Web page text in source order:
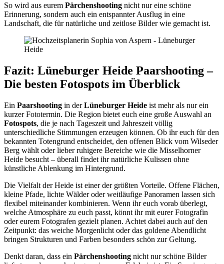
So wird aus eurem Pärchenshooting nicht nur eine schöne
Erinnerung, sondern auch ein entspannter Ausflug in eine
Landschaft, die für natürliche und zeitlose Bilder wie gemacht ist.
Fazit: Lüneburger Heide Paarshooting –
Die besten Fotospots im Überblick
Ein Paarshooting in derLüneburger Heide ist mehr als nur ein
kurzer Fototermin. Die Region bietet euch eine große Auswahl an
Fotospots, die je nach Tageszeit und Jahreszeit völlig
unterschiedliche Stimmungen erzeugen können. Ob ihr euch für den
bekannten Totengrund entscheidet, den offenen Blick vom Wilseder
Berg wählt oder lieber ruhigere Bereiche wie die Misselhorner
Heide besucht – überall findet ihr natürliche Kulissen ohne
künstliche Ablenkung im Hintergrund.
Die Vielfalt der Heide ist einer der größten Vorteile. Offene Flächen,
kleine Pfade, lichte Wälder oder weitläufige Panoramen lassen sich
flexibel miteinander kombinieren. Wenn ihr euch vorab überlegt,
welche Atmosphäre zu euch passt, könnt ihr mit eurer Fotografin
oder eurem Fotografen gezielt planen. Achtet dabei auch auf den
Zeitpunkt: das weiche Morgenlicht oder das goldene Abendlicht
bringen Strukturen und Farben besonders schön zur Geltung.
Denkt daran, dass ein Pärchenshooting nicht nur schöne Bilder